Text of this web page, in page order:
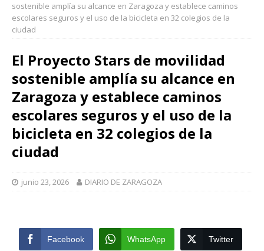
sostenible amplía su alcance en Zaragoza y establece caminos
escolares seguros y el uso de la bicicleta en 32 colegios de la
ciudad
El Proyecto Stars de movilidad
sostenible amplía su alcance en
Zaragoza y establece caminos
escolares seguros y el uso de la
bicicleta en 32 colegios de la
ciudad
junio 23, 2026 DIARIO DE ZARAGOZA
Facebook WhatsApp Twitter